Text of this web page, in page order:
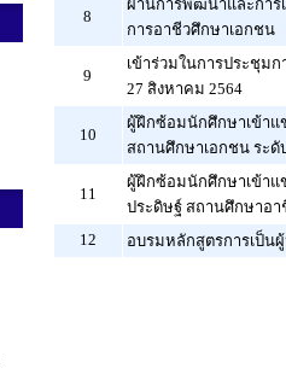
8
ผ่านการพัฒนาและการ
การอาชีวศึกษาเอกชน
9
เข้าร่วมในการประชุม
27 สิงหาคม 2564
10
ผู้ฝึกซ้อมนักศึกษาเข้าแ
สถานศึกษาเอกชน ระ
11
ผู้ฝึกซ้อมนักศึกษาเข้าแ
ประดิษฐ์ สถานศึกษาอา
12
อบรมหลักสูตรการเป็น